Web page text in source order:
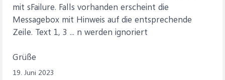
mit sFailure. Falls vorhanden erscheint die
Messagebox mit Hinweis auf die entsprechende
Zeile. Text 1, 3 ... n werden ignoriert
Grüße
19. Juni 2023